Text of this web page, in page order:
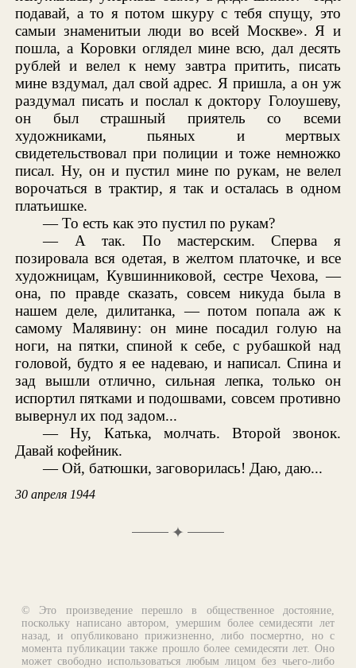
подавай, а то я потом шкуру с тебя спущу, это
самыи знаменитыи люди во всей Москве». Я и
пошла, а Коровки оглядел мине всю, дал десять
рублей и велел к нему завтра притить, писать
мине вздумал, дал свой адрес. Я пришла, а он уж
раздумал писать и послал к доктору Голоушеву,
он был страшный приятель со всеми
художниками, пьяных и мертвых
свидетельствовал при полиции и тоже немножко
писал. Ну, он и пустил мине по рукам, не велел
ворочаться в трактир, я так и осталась в одном
платьишке.
— То есть как это пустил по рукам?
— А так. По мастерским. Сперва я
позировала вся одетая, в желтом платочке, и все
художницам, Кувшинниковой, сестре Чехова, —
она, по правде сказать, совсем никуда была в
нашем деле, дилитанка, — потом попала аж к
самому Малявину: он мине посадил голую на
ноги, на пятки, спиной к себе, с рубашкой над
головой, будто я ее надеваю, и написал. Спина и
зад вышли отлично, сильная лепка, только он
испортил пятками и подошвами, совсем противно
вывернул их под задом...
— Ну, Катька, молчать. Второй звонок.
Давай кофейник.
— Ой, батюшки, заговорилась! Даю, даю...
30 апреля 1944
✦
© Это произведение перешло в общественное достояние,
поскольку написано автором, умершим более семидесяти лет
назад, и опубликовано прижизненно, либо посмертно, но с
момента публикации также прошло более семидесяти лет. Оно
может свободно использоваться любым лицом без чьего-либо